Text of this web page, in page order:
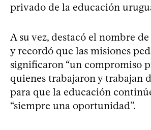
privado de la educación
A su vez, destacó el nombre
y recordó que las misiones
significaron “un compromiso
quienes trabajaron y trabajan
para que la educación
“siempre una oportunidad”.